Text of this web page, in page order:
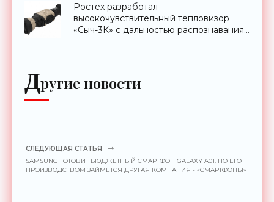
Ростех разработал
высокочувствительный тепловизор
«Сыч-3К» с дальностью распознавания
Другие новости
СЛЕДУЮЩАЯ СТАТЬЯ
SAMSUNG ГОТОВИТ БЮДЖЕТНЫЙ СМАРТФОН GALAXY A01. НО ЕГО
ПРОИЗВОДСТВОМ ЗАЙМЕТСЯ ДРУГАЯ КОМПАНИЯ - «СМАРТФОНЫ»